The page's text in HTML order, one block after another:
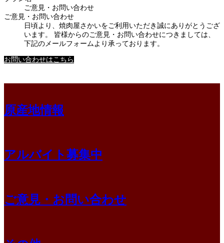
ご意見・お問い合わせ
ご意見・お問い合わせ
日頃より、焼肉屋さかいをご利用いただき誠にありがとうござ
います。 皆様からのご意見・お問い合わせにつきましては、
下記のメールフォームより承っております。
お問い合わせはこちら
原産地情報
アルバイト募集中
ご意見・お問い合わせ